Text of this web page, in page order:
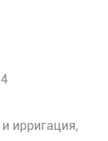
ирригация,